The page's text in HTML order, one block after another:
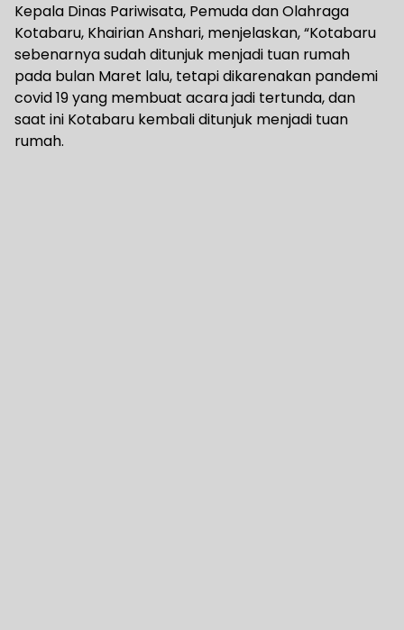
Kepala Dinas Pariwisata, Pemuda dan Olahraga
Kotabaru, Khairian Anshari, menjelaskan, “Kotabaru
sebenarnya sudah ditunjuk menjadi tuan rumah
pada bulan Maret lalu, tetapi dikarenakan pandemi
covid 19 yang membuat acara jadi tertunda, dan
saat ini Kotabaru kembali ditunjuk menjadi tuan
rumah.